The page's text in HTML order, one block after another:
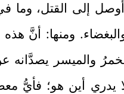
أوصل إلى القتل، وما
ومنها: أنَّ
والميسر
يدري أين هو؛ فأيُّ